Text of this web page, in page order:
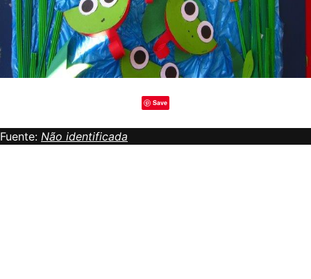
Save
Fuente: Não identificada